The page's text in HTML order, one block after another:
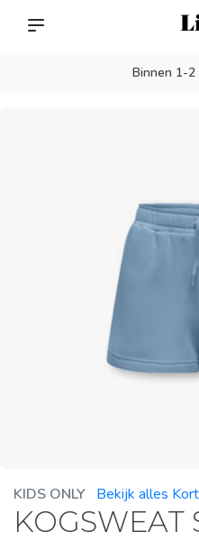
Binnen 1-2
KIDS ONLY Bekijk alles
KOGSWEAT